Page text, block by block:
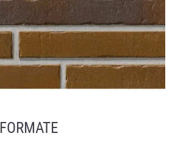
FORMATE